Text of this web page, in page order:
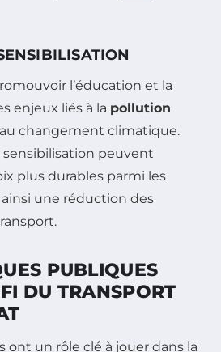
l’éducation et la
enjeux liés à la pollution
changement climatique.
sensibilisation peuvent
plus durables parmi les
une réduction des
PUBLIQUES
DU TRANSPORT
ont un rôle clé à jouer dans la